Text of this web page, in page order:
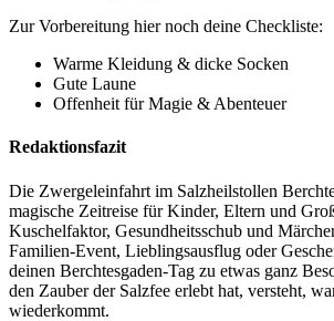
Zur Vorbereitung hier noch deine Checkliste:
Warme Kleidung & dicke Socken
Gute Laune
Offenheit für Magie & Abenteuer
Redaktionsfazit
Die Zwergeleinfahrt im Salzheilstollen
magische Zeitreise für Kinder, Eltern und
Kuschelfaktor, Gesundheitsschub und
Familien-Event, Lieblingsausflug oder
deinen Berchtesgaden-Tag zu etwas ganz
den Zauber der Salzfee erlebt hat, versteht,
wiederkommt.